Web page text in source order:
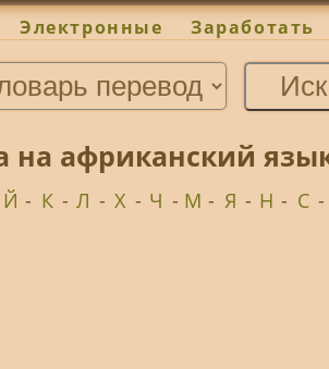
Электронные Заработать
на африканский
Й - К - Л - Х - Ч - М - Я - Н - С -